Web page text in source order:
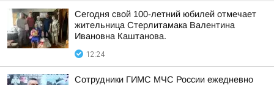
Сегодня свой 100-летний юбилей отмечает
жительница Стерлитамака Валентина
Ивановна Каштанова.
12:24
Сотрудники ГИМС МЧС России ежедневно